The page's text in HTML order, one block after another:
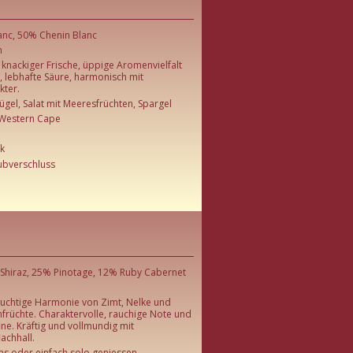
50% Chenin Blanc
Frische, üppige Aromenvielfalt
lebhafte Säure, harmonisch mit
Salat mit Meeresfrüchten, Spargel
Cape
25% Pinotage, 12% Ruby Cabernet
Harmonie von Zimt, Nelke und
Charaktervolle, rauchige Note und
Kräftig und vollmundig mit